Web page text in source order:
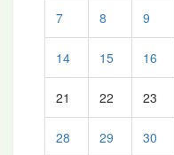
7 8 9
14 15 16
21 22 23
28 29 30